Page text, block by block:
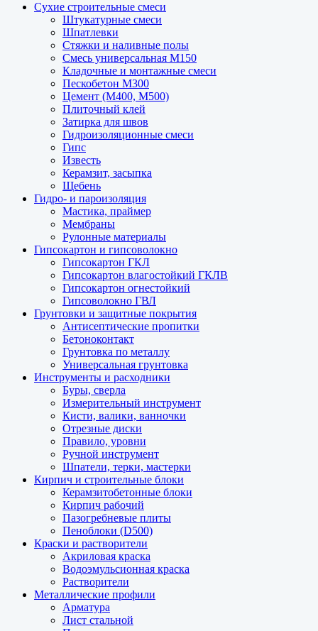
Сухие строительные смеси
Штукатурные смеси
Шпатлевки
Стяжки и наливные полы
Смесь универсальная М150
Кладочные и монтажные смеси
Пескобетон М300
Цемент (М400, М500)
Плиточный клей
Затирка для швов
Гидроизоляционные смеси
Гипс
Известь
Керамзит, засыпка
Щебень
Гидро- и пароизоляция
Мастика, праймер
Мембраны
Рулонные материалы
Гипсокартон и гипсоволокно
Гипсокартон ГКЛ
Гипсокартон влагостойкий ГКЛВ
Гипсокартон огнестойкий
Гипсоволокно ГВЛ
Грунтовки и защитные покрытия
Антисептические пропитки
Бетоноконтакт
Грунтовка по металлу
Универсальная грунтовка
Инструменты и расходники
Буры, сверла
Измерительный инструмент
Кисти, валики, ванночки
Отрезные диски
Правило, уровни
Ручной инструмент
Шпатели, терки, мастерки
Кирпич и строительные блоки
Керамзитобетонные блоки
Кирпич рабочий
Пазогребневые плиты
Пеноблоки (D500)
Краски и растворители
Акриловая краска
Водоэмульсионная краска
Растворители
Металлические профили
Арматура
Лист стальной